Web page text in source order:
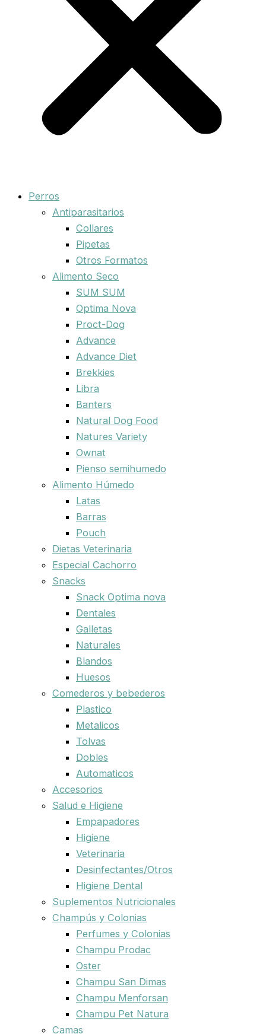
Perros
Antiparasitarios
Collares
Pipetas
Otros Formatos
Alimento Seco
SUM SUM
Optima Nova
Proct-Dog
Advance
Advance Diet
Brekkies
Libra
Banters
Natural Dog Food
Natures Variety
Ownat
Pienso semihumedo
Alimento Húmedo
Latas
Barras
Pouch
Dietas Veterinaria
Especial Cachorro
Snacks
Snack Optima nova
Dentales
Galletas
Naturales
Blandos
Huesos
Comederos y bebederos
Plastico
Metalicos
Tolvas
Dobles
Automaticos
Accesorios
Salud e Higiene
Empapadores
Higiene
Veterinaria
Desinfectantes/Otros
Higiene Dental
Suplementos Nutricionales
Champús y Colonias
Perfumes y Colonias
Champu Prodac
Oster
Champu San Dimas
Champu Menforsan
Champu Pet Natura
Camas